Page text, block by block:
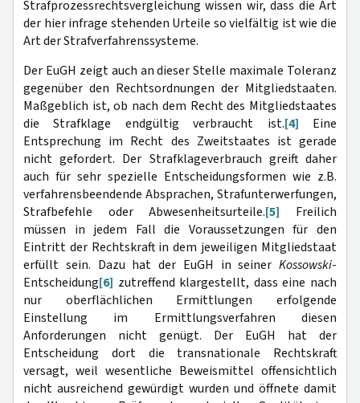
Strafprozessrechtsvergleichung wissen wir, dass die Art
der hier infrage stehenden Urteile so vielfältig ist wie die
Art der Strafverfahrenssysteme.
Der EuGH zeigt auch an dieser Stelle maximale Toleranz
gegenüber den Rechtsordnungen der Mitgliedstaaten.
Maßgeblich ist, ob nach dem Recht des Mitgliedstaates
die Strafklage endgültig verbraucht ist.[4] Eine
Entsprechung im Recht des Zweitstaates ist gerade
nicht gefordert. Der Strafklageverbrauch greift daher
auch für sehr spezielle Entscheidungsformen wie z.B.
verfahrensbeendende Absprachen, Strafunterwerfungen,
Strafbefehle oder Abwesenheitsurteile.[5] Freilich
müssen in jedem Fall die Voraussetzungen für den
Eintritt der Rechtskraft in dem jeweiligen Mitgliedstaat
erfüllt sein. Dazu hat der EuGH in seiner Kossowski-
Entscheidung[6] zutreffend klargestellt, dass eine nach
nur oberflächlichen Ermittlungen erfolgende
Einstellung im Ermittlungsverfahren diesen
Anforderungen nicht genügt. Der EuGH hat der
Entscheidung dort die transnationale Rechtskraft
versagt, weil wesentliche Beweismittel offensichtlich
nicht ausreichend gewürdigt wurden und öffnete damit